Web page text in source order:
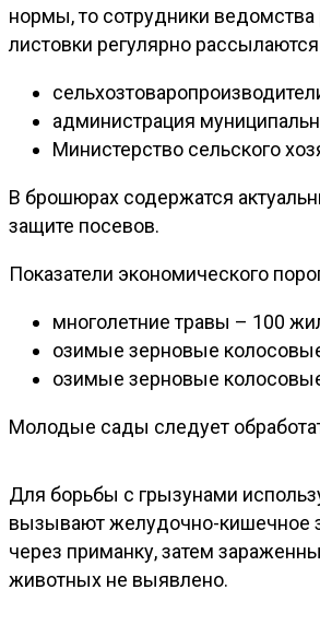
нормы, то сотрудники
листовки регулярно
администрация
Министерство сельского
В брошюрах содержатся
защите посевов.
Показатели экономического
многолетние травы – 100
озимые зерновые
озимые зерновые
Молодые сады следует
Для борьбы с грызунами
вызывают желудочно-кишечное
через приманку, затем
животных не выявлено.